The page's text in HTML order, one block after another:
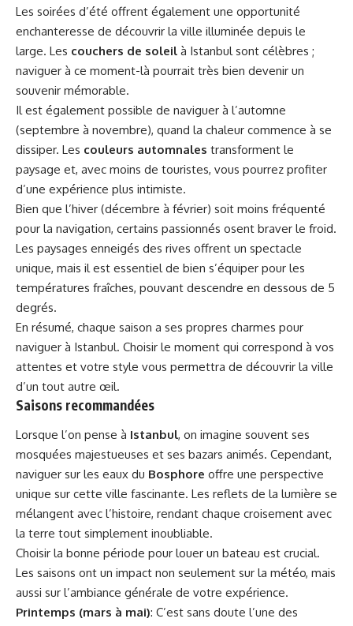
Les soirées d’été offrent également une opportunité
enchanteresse de découvrir la ville illuminée depuis le
large. Les couchers de soleil à Istanbul sont célèbres ;
naviguer à ce moment-là pourrait très bien devenir un
souvenir mémorable.
Il est également possible de naviguer à l’automne
(septembre à novembre), quand la chaleur commence à se
dissiper. Les couleurs automnales transforment le
paysage et, avec moins de touristes, vous pourrez profiter
d’une expérience plus intimiste.
Bien que l’hiver (décembre à février) soit moins fréquenté
pour la navigation, certains passionnés osent braver le froid.
Les paysages enneigés des rives offrent un spectacle
unique, mais il est essentiel de bien s’équiper pour les
températures fraîches, pouvant descendre en dessous de 5
degrés.
En résumé, chaque saison a ses propres charmes pour
naviguer à Istanbul. Choisir le moment qui correspond à vos
attentes et votre style vous permettra de découvrir la ville
d’un tout autre œil.
Saisons recommandées
Lorsque l’on pense à Istanbul, on imagine souvent ses
mosquées majestueuses et ses bazars animés. Cependant,
naviguer sur les eaux du Bosphore offre une perspective
unique sur cette ville fascinante. Les reflets de la lumière se
mélangent avec l’histoire, rendant chaque croisement avec
la terre tout simplement inoubliable.
Choisir la bonne période pour louer un bateau est crucial.
Les saisons ont un impact non seulement sur la météo, mais
aussi sur l’ambiance générale de votre expérience.
Printemps (mars à mai): C’est sans doute l’une des